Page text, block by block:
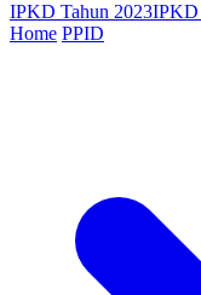
IPKD Tahun 2023IPKD
Home PPID